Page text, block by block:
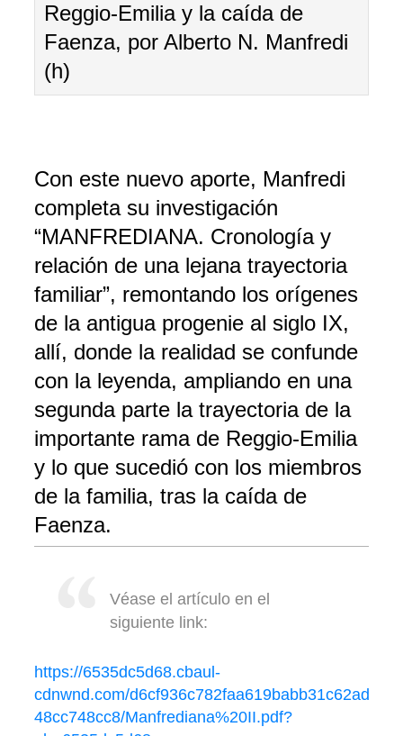
Reggio-Emilia y la caída de
Faenza, por Alberto N. Manfredi
(h)
Con este nuevo aporte, Manfredi
completa su investigación
“MANFREDIANA. Cronología y
relación de una lejana trayectoria
familiar”, remontando los orígenes
de la antigua progenie al siglo IX,
allí, donde la realidad se confunde
con la leyenda, ampliando en una
segunda parte la trayectoria de la
importante rama de Reggio-Emilia
y lo que sucedió con los miembros
de la familia, tras la caída de
Faenza.
Véase el artículo en el
siguiente link:
https://6535dc5d68.cbaul-
cdnwnd.com/
48cc748cc8/Manfrediana%20II.pdf?